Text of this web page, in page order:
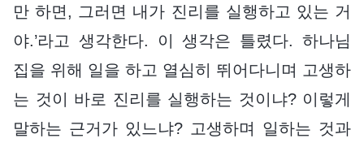
만 하면, 그러면 내가 진리를 실행하고 있는 거
야.’라고 생각한다. 이 생각은 틀렸다. 하나님
집을 위해 일을 하고 열심히 뛰어다니며 고생하
는 것이 바로 진리를 실행하는 것이냐? 이렇게
말하는 근거가 있느냐? 고생하며 일하는 것과